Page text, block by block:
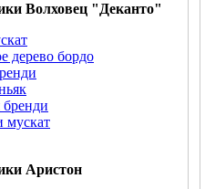
Волховец "Деканто"
дерево бордо
мускат
Аристон